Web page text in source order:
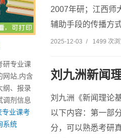
研专业课
网站,内含
纲、报录
调剂信息
专业课考
系统
2007年研；江西师
辅助手段的传播方
2025-12-03 / 1499 次
刘九洲新闻
刘九洲《新闻理论
以下内容：第一部
分，可以熟悉考研